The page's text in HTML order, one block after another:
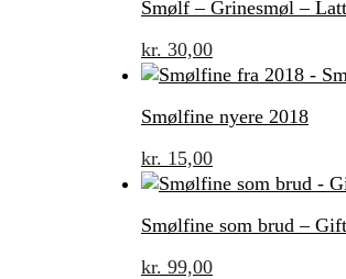
Smølf – Grinesmøl –
kr. 30,00
Smølfine nyere 2018
kr. 15,00
Smølfine som brud –
kr. 99,00